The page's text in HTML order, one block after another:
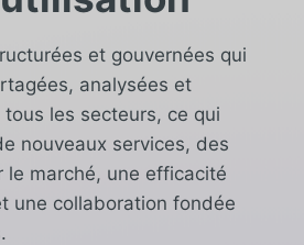
et gouvernées qui
analysées et
les secteurs, ce qui
nouveaux services, des
le marché, une efficacité
une collaboration fondée